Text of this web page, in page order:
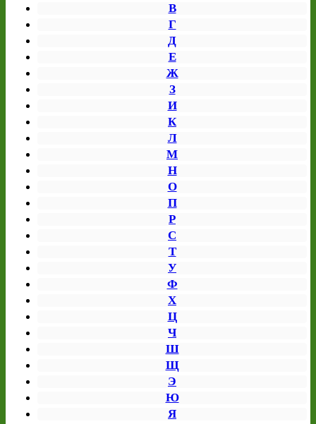
В
Г
Д
Е
Ж
З
И
К
Л
М
Н
О
П
Р
С
Т
У
Ф
Х
Ц
Ч
Ш
Щ
Э
Ю
Я